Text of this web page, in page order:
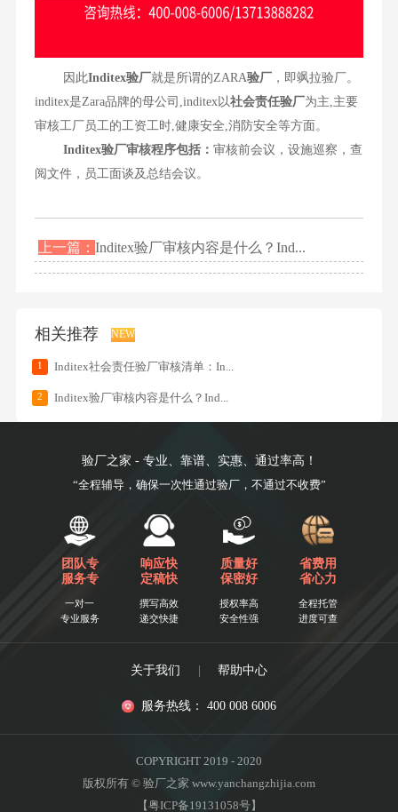
因此Inditex验厂就是所谓的ZARA验厂 ，即飒拉验厂。
inditex是Zara品牌的母公司,inditex以社会责任验厂为主,主要
审核工厂员工的工资工时,健康安全,消防安全等方面。
Inditex验厂审核程序包括：审核前会议，设施巡察，查
阅文件，员工面谈及总结会议。
上一篇：Inditex验厂审核内容是什么？Ind...
相关推荐 NEW
1 Inditex社会责任验厂审核清单：In...
2 Inditex验厂审核内容是什么？Ind...
验厂之家 - 专业、靠谱、实惠、通过率高！
“全程辅导，确保一次性通过验厂，不通过不收费”
团队专
服务专
一对一
专业服务
响应快
定稿快
撰写高效
递交快捷
质量好
保密好
授权率高
安全性强
省费用
省心力
全程托管
进度可查
关于我们 | 帮助中心
服务热线： 400 008 6006
COPYRIGHT 2019 - 2020
版权所有 © 验厂之家 www.yanchangzhijia.com
【粤ICP备19131058号】